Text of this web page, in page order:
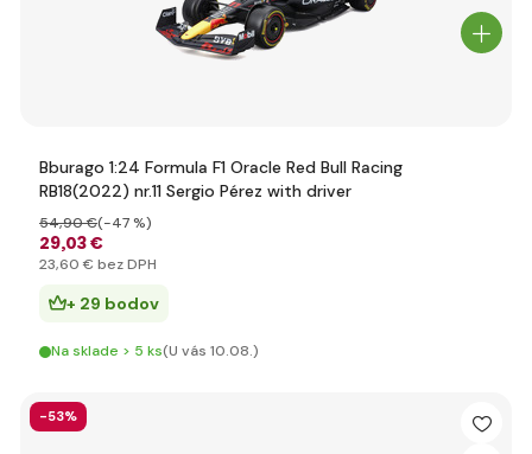
Bburago 1:24 Formula F1 Oracle Red Bull Racing
RB18(2022) nr.11 Sergio Pérez with driver
29,03 €
54,90 €(-47 %)
23,60 € bez DPH
+ 29 bodov
Na sklade > 5 ks(U vás 10.08.)
-53%